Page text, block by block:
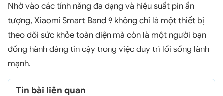
Nhờ vào các tính năng đa dạng và hiệu suất pin ấn
tượng, Xiaomi Smart Band 9 không chỉ là một thiết bị
theo dõi sức khỏe toàn diện mà còn là một người bạn
đồng hành đáng tin cậy trong việc duy trì lối sống lành
mạnh.
Tin bài liên quan